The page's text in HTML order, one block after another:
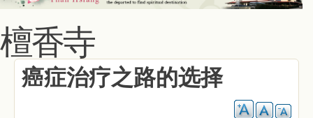
檀香寺
癌症治疗之路的选择